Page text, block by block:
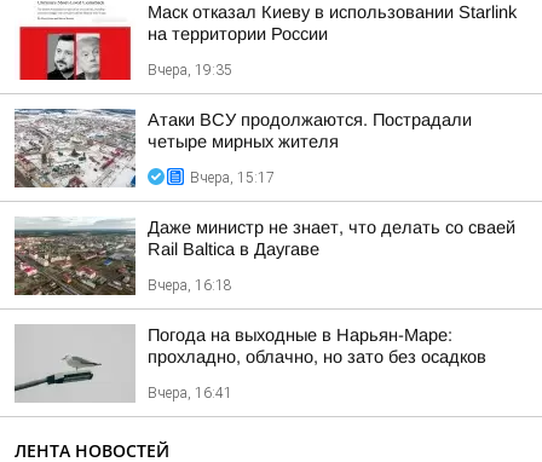
Маск отказал Киеву в использовании Starlink
на территории России
Вчера, 19:35
Атаки ВСУ продолжаются. Пострадали
четыре мирных жителя
Вчера, 15:17
Даже министр не знает, что делать со сваей
Rail Baltica в Даугаве
Вчера, 16:18
Погода на выходные в Нарьян-Маре:
прохладно, облачно, но зато без осадков
Вчера, 16:41
ЛЕНТА НОВОСТЕЙ